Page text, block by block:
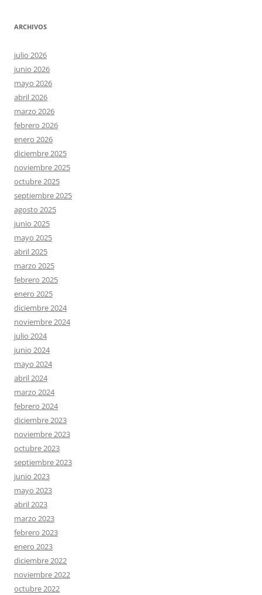
ARCHIVOS
julio 2026
junio 2026
mayo 2026
abril 2026
marzo 2026
febrero 2026
enero 2026
diciembre 2025
noviembre 2025
octubre 2025
septiembre 2025
agosto 2025
junio 2025
mayo 2025
abril 2025
marzo 2025
febrero 2025
enero 2025
diciembre 2024
noviembre 2024
julio 2024
junio 2024
mayo 2024
abril 2024
marzo 2024
febrero 2024
diciembre 2023
noviembre 2023
octubre 2023
septiembre 2023
junio 2023
mayo 2023
abril 2023
marzo 2023
febrero 2023
enero 2023
diciembre 2022
noviembre 2022
octubre 2022